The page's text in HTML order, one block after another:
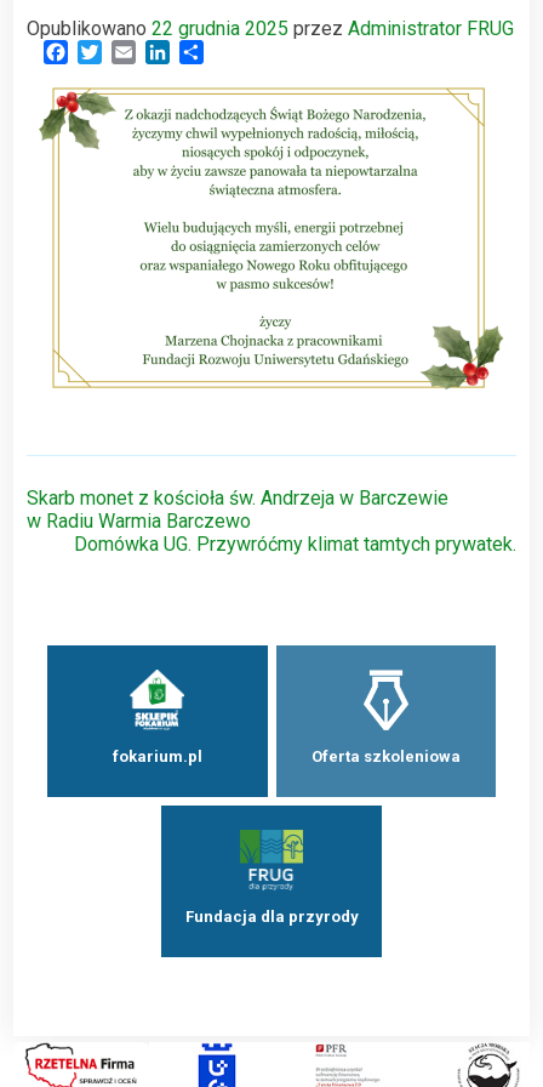
Opublikowano 22 grudnia 2025 przez Administrator FRUG
Facebook
TwitterEmail LinkedIn
Nawigacja
wpisu
Skarb monet z kościoła św. Andrzeja w Barczewie
w Radiu Warmia Barczewo
Domówka UG. Przywróćmy klimat tamtych prywatek.
fokarium.pl Oferta szkoleniowa
Fundacja dla przyrody